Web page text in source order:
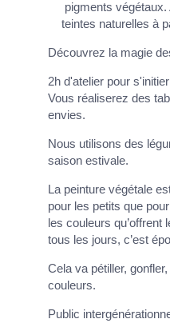
pigments
teintes naturelles à
Découvrez la magie
2h d'atelier pour
Vous réaliserez des
envies.
Nous utilisons des
saison estivale.
La peinture végétale
pour les petits que
les couleurs qu’offrent
tous les jours, c’est
Cela va pétiller,
couleurs.
Public